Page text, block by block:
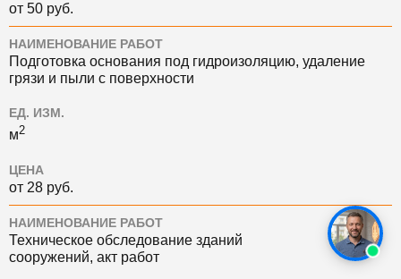
от 50 руб.
НАИМЕНОВАНИЕ РАБОТ
Подготовка основания под гидроизоляцию, удаление
грязи и пыли с поверхности
ЕД. ИЗМ.
м2
ЦЕНА
от 28 руб.
НАИМЕНОВАНИЕ РАБОТ
Техническое обследование зданий
сооружений, акт работ